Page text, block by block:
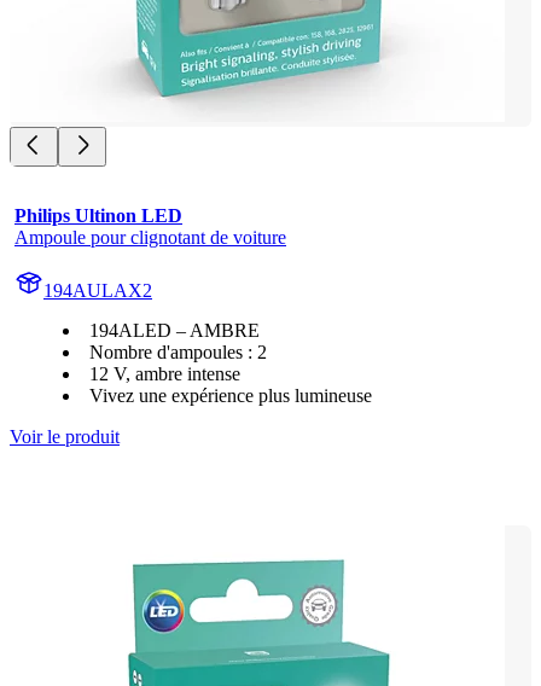
Philips Ultinon LED
Ampoule pour clignotant de voiture
194AULAX2
194ALED – AMBRE
Nombre d'ampoules : 2
12 V, ambre intense
Vivez une expérience plus lumineuse
Voir le produit